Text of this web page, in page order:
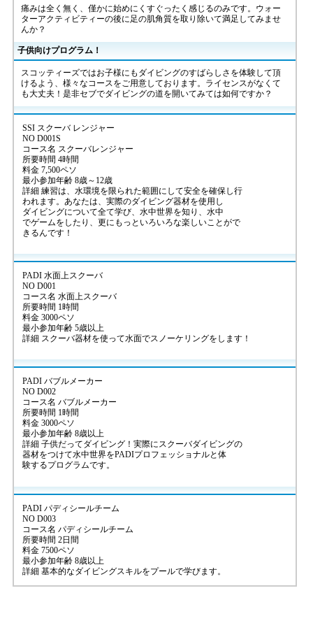
痛みは全く無く、僅かに始めにくすぐったく感じるのみです。ウォー
ターアクティビティーの後に足の肌角質を取り除いて満足してみませ
んか？
子供向けプログラム！
スコッティーズではお子様にもダイビングのすばらしさを体験して頂
けるよう、様々なコースをご用意しております。ライセンスがなくて
も大丈夫！是非セブでダイビングの道を開いてみては如何ですか？
SSI スクーバ レンジャー
NO D001S
コース名 スクーバレンジャー
所要時間 4時間
料金 7,500ペソ
最小参加年齢 8歳～12歳
詳細 練習は、水環境を限られた範囲にして安全を確保し行
われます。あなたは、実際のダイビング器材を使用し
ダイビングについて全て学び、水中世界を知り、水中
でゲームをしたり、更にもっといろいろな楽しいことがで
きるんです！
PADI 水面上スクーバ
NO D001
コース名 水面上スクーバ
所要時間 1時間
料金 3000ペソ
最小参加年齢 5歳以上
詳細 スクーバ器材を使って水面でスノーケリングをします！
PADI バブルメーカー
NO D002
コース名 バブルメーカー
所要時間 1時間
料金 3000ペソ
最小参加年齢 8歳以上
詳細 子供だってダイビング！実際にスクーバダイビングの
器材をつけて水中世界をPADIプロフェッショナルと体
験するプログラムです。
PADI パディシールチーム
NO D003
コース名 パディシールチーム
所要時間 2日間
料金 7500ペソ
最小参加年齢 8歳以上
詳細 基本的なダイビングスキルをプールで学びます。